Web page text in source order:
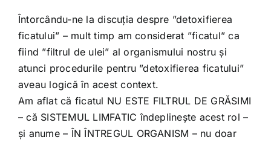
Întorcându-ne la discuția despre ”detoxifierea
ficatului” – mult timp am considerat ”ficatul” ca
fiind ”filtrul de ulei” al organismului nostru și
atunci procedurile pentru ”detoxifierea ficatului”
aveau logică în acest context.
Am aflat că ficatul NU ESTE FILTRUL DE GRĂSIMI
– că SISTEMUL LIMFATIC îndeplinește acest rol –
și anume – ÎN ÎNTREGUL ORGANISM – nu doar